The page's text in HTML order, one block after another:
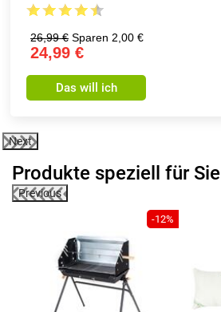
26,99 € Sparen 2,00 €
24,99 €
Das will ich
Next
Produkte speziell für Sie
Previous
-12%